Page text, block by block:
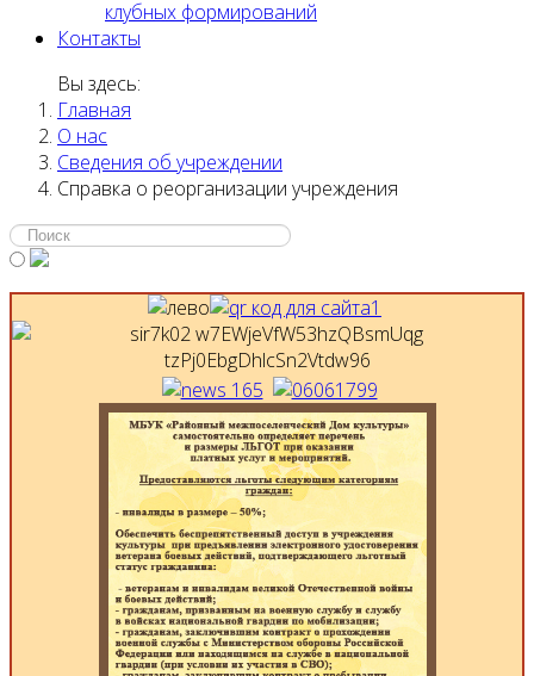
клубных формирований
Контакты
Вы здесь:
Главная
О нас
Сведения об учреждении
Справка о реорганизации учреждения